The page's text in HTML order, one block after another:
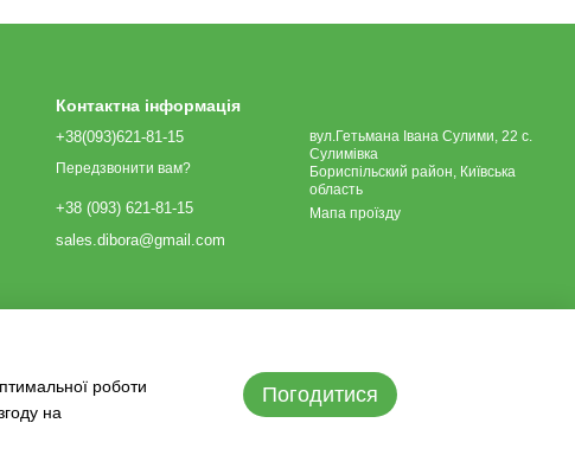
Контактна інформація
+38(093)621-81-15
Передзвонити вам?
+38 (093) 621-81-15
sales.dibora@gmail.com
вул.Гетьмана Івана Сулими, 22 с.
Сулимівка
Бориспільский район, Київська
область
Мапа проїзду
роботи
на
Погодитися